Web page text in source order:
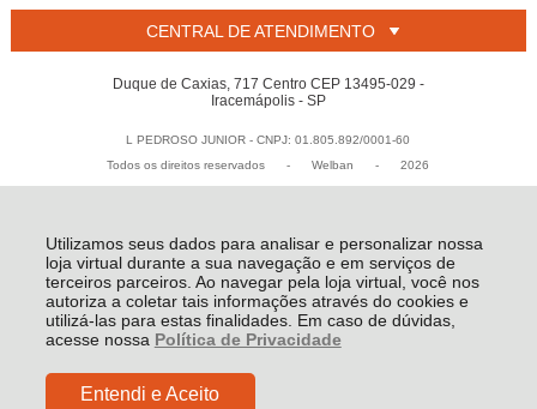
Utilizamos seus dados para analisar e personalizar nossa
loja virtual durante a sua navegação e em serviços de
terceiros parceiros. Ao navegar pela loja virtual, você nos
autoriza a coletar tais informações através do cookies e
utilizá-las para estas finalidades. Em caso de dúvidas,
acesse nossa Política de Privacidade
Entendi e Aceito
CENTRAL DE ATENDIMENTO
Duque de Caxias, 717 Centro CEP 13495-029 -
Iracemápolis - SP
L PEDROSO JUNIOR - CNPJ: 01.805.892/0001-60
Todos os direitos reservados
- Welban - 2026
R$ 12,90